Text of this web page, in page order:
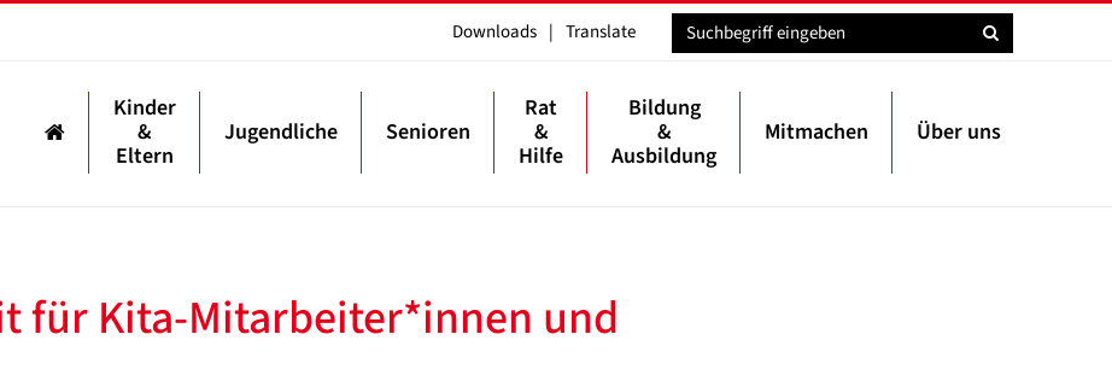
Downloads | Translate
Kinder
&
Eltern
Jugendliche Senioren
Rat
&
Hilfe
Bildung
&
Ausbildung
Mitmachen Über uns
für Kita-Mitarbeiter*innen und